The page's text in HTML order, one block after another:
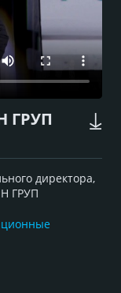
ГРУП
директора,
ГРУП